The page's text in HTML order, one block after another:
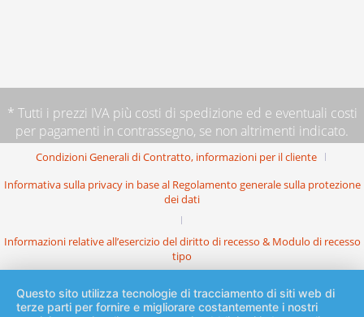
* Tutti i prezzi IVA più costi di spedizione ed e eventuali costi
per pagamenti in contrassegno, se non altrimenti indicato.
Condizioni Generali di Contratto, informazioni per il cliente
Informativa sulla privacy in base al Regolamento generale sulla protezione
dei dati
Informazioni relative all’esercizio del diritto di recesso & Modulo di recesso
tipo
Questo sito utilizza tecnologie di tracciamento di siti web di
terze parti per fornire e migliorare costantemente i nostri